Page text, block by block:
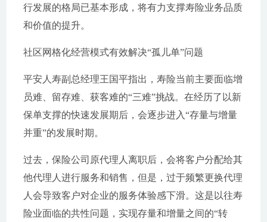
行发展的格局已基本形成，将有力支撑寿险业务品质
和价值的提升。
社区网格化经营模式有效解决“孤儿单”问题
平安人寿副总经理王国平指出，寿险当前主要面临增
员难、留存难、获客难的“三难”挑战。在经历了以新
保单支撑的快速发展期后，会逐步进入“存量与增量
并重”的发展时期。
过去，保险公司原代理人离职后，会将客户分配给其
他代理人进行服务和销售，但是，过于频繁更换代理
人会导致客户对企业的服务体验感下滑。这是以往寿
险业面临的共性问题，实现存量和增量之间的“转